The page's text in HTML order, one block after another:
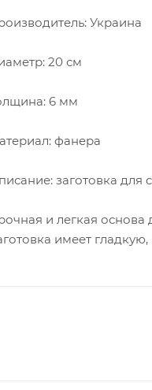
Украина
20 см
6 мм
фанера
заготовка для
и легкая основа
имеет